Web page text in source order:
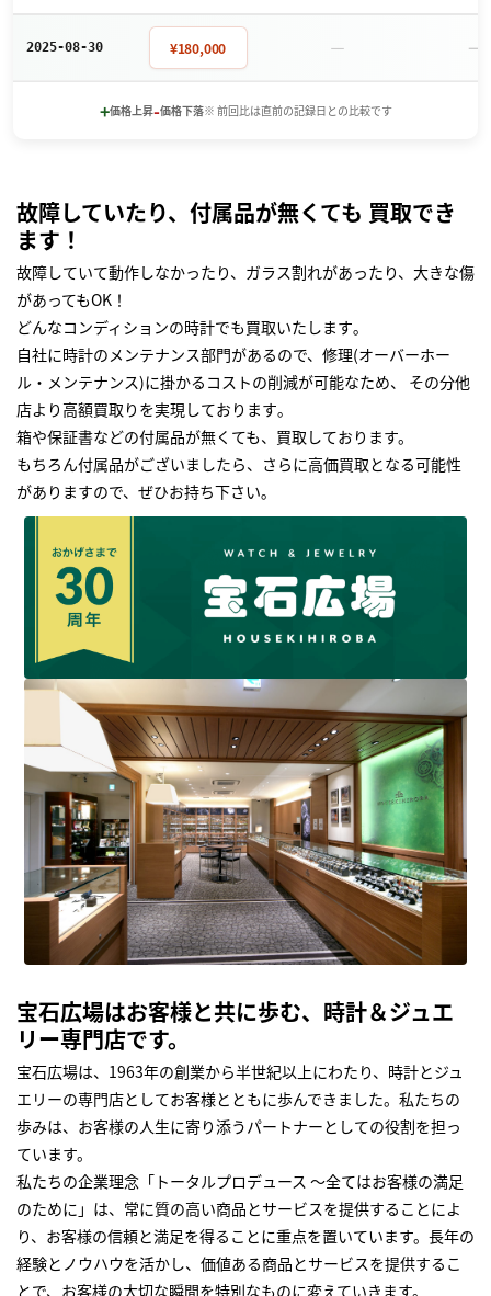
2025-08-30 ¥180,000 － －
+価格上昇-価格下落※ 前回比は直前の記録日との比較です
故障していたり、付属品が無くても 買取でき
ます！
故障していて動作しなかったり、ガラス割れがあったり、大きな傷
があってもOK！
どんなコンディションの時計でも買取いたします｡
自社に時計のメンテナンス部門があるので、修理(オーバーホー
ル・メンテナンス)に掛かるコストの削減が可能なため、 その分他
店より高額買取りを実現しております｡
箱や保証書などの付属品が無くても、買取しております。
もちろん付属品がございましたら、さらに高価買取となる可能性
がありますので、ぜひお持ち下さい｡
宝石広場はお客様と共に歩む、時計＆ジュエ
リー専門店です。
宝石広場は、1963年の創業から半世紀以上にわたり、時計とジュ
エリーの専門店としてお客様とともに歩んできました。私たちの
歩みは、お客様の人生に寄り添うパートナーとしての役割を担っ
ています。
私たちの企業理念「トータルプロデュース ～全てはお客様の満足
のために」は、常に質の高い商品とサービスを提供することによ
り、お客様の信頼と満足を得ることに重点を置いています。長年の
経験とノウハウを活かし、価値ある商品とサービスを提供するこ
とで、お客様の大切な瞬間を特別なものに変えていきます。